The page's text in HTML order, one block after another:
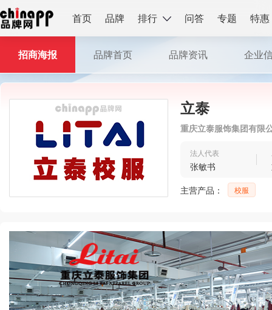
首页 品牌 排行 问答 专题 特惠
立泰
重庆立泰服饰集团有限
法人代表
张敏书
主营产品：
校服
招商海报 品牌首页 品牌资讯 企业